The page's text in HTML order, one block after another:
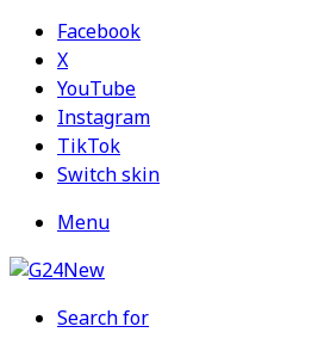
Facebook
X
YouTube
Instagram
TikTok
Switch skin
Menu
Search for